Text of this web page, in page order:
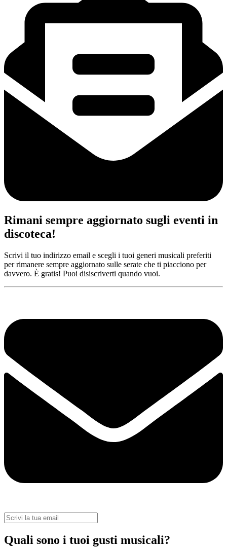
Rimani sempre aggiornato sugli eventi in
discoteca!
Scrivi il tuo indirizzo email e scegli i tuoi generi musicali preferiti
per rimanere sempre aggiornato sulle serate che ti piacciono per
davvero. È gratis! Puoi disiscriverti quando vuoi.
Quali sono i tuoi gusti musicali?